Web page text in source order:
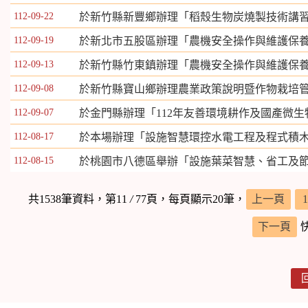
112-09-22 於新竹縣新豐鄉辦理「稻殼生物炭燒製技術講
112-09-19 於新北市五股區辦理「農機安全操作與維護保
112-09-13 於新竹縣竹東鎮辦理「農機安全操作與維護保
112-09-08 於新竹縣寶山鄉辦理農業政策說明暨作物栽培
112-09-07 於金門縣辦理「112年友善環境耕作及國產微
112-08-17 於本場辦理「設施智慧環控水電工程及程式積
112-08-15 於桃園市八德區舉辦「設施葉菜智慧、省工及
共1538筆資料，第11 /77頁，每頁顯示20筆， 上一頁 1
下一頁